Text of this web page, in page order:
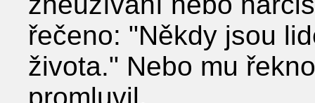
řečeno: "Někdy jsou
života." Nebo mu
promluvil.